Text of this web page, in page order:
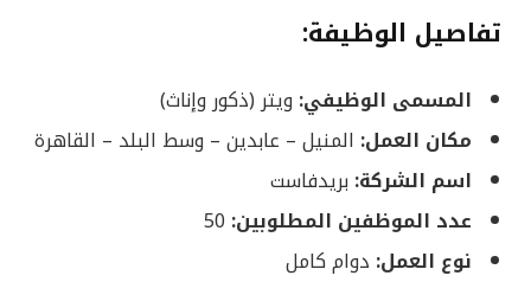
تفاصيل الوظيفة:
المسمى الوظيفي: ويتر (ذكور وإناث)
مكان العمل: المنيل – عابدين – وسط البلد – القاهرة
اسم الشركة: بريدفاست
عدد الموظفين المطلوبين:
نوع العمل: دوام كامل